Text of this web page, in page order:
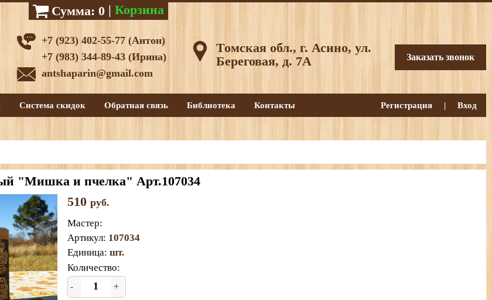
Сумма: 0 | Корзина
Система скидок Обратная связь Библиотека Контакты Регистрация | Вход
+7 (923) 402-55-77 (Антон)
+7 (983) 344-89-43 (Ирина)
antshaparin@gmail.com
Томская обл., г. Асино, ул.
Береговая, д. 7А
Заказать звонок
"Мишка и пчелка" Арт.107034
510 руб.
Мастер:
Артикул: 107034
Единица: шт.
Количество:
- +